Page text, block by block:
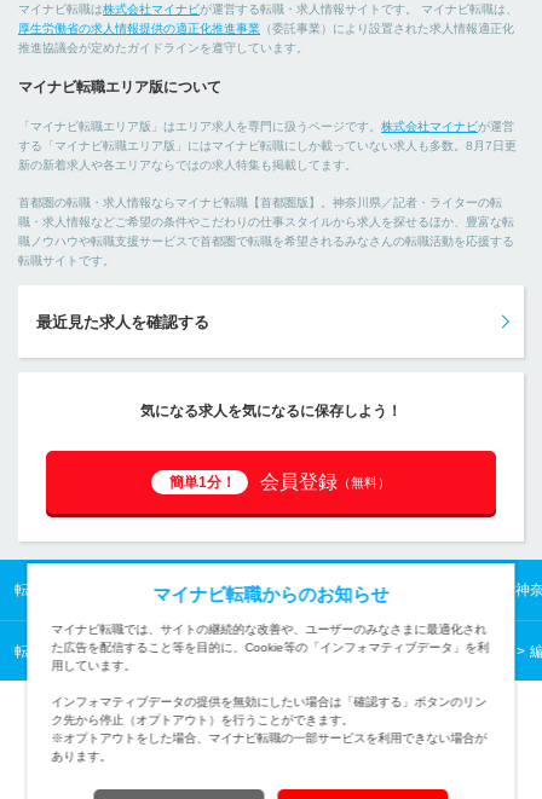
マイナビ転職は株式会社マイナビが運営する転職・求人情報サイトです。 マイナビ転職は、
厚生労働省の求人情報提供の適正化推進事業 （委託事業）により設置された求人情報適正化
推進協議会が定めたガイドラインを遵守しています。
マイナビ転職エリア版について
「マイナビ転職エリア版」はエリア求人を専門に扱うページです。 株式会社マイナビが運営
する「マイナビ転職エリア版」にはマイナビ転職にしか載っていない求人も多数。8月7日更
新の新着求人や各エリアならではの求人特集も掲載してます。
首都圏の転職・求人情報ならマイナビ転職【首都圏版】。神奈川県／記者・ライターの転
職・求人情報などご希望の条件やこだわりの仕事スタイルから求人を探せるほか、豊富な転
職ノウハウや転職支援サービスで首都圏で転職を希望されるみなさんの転職活動を応援する
転職サイトです。
最近見た求人を確認する
気になる求人を気になるに保存しよう！
簡単1分！ 会員登録 （無料）
転職TOP 首都圏の転職・求人情報TOP 神奈川県の転職・求人情報TOP 神
転職TOP クリエイティブから探す クリエイティブの転職・求人情報一覧
マイナビ転職からのお知らせ
マイナビ転職では、サイトの継続的な改善や、ユーザーのみなさまに最適化され
た広告を配信すること等を目的に、Cookie等の「インフォマティブデータ」を利
用しています。
インフォマティブデータの提供を無効にしたい場合は「確認する」ボタンのリン
ク先から停止（オプトアウト）を行うことができます。
※オプトアウトをした場合、マイナビ転職の一部サービスを利用できない場合が
あります。